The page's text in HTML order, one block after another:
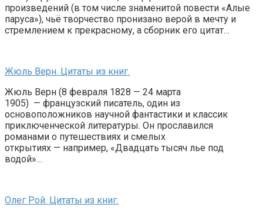
произведений (в том числе знаменитой повести «Алые
паруса»), чьё творчество пронизано верой в мечту и
стремлением к прекрасному, а сборник его цитат…
Жюль Верн. Цитаты из книг.
Жюль Верн (8 февраля 1828 — 24 марта
1905) — французский писатель, один из
основоположников научной фантастики и классик
приключенческой литературы. Он прославился
романами о путешествиях и смелых
открытиях — например, «Двадцать тысяч лье под
водой»…
Олег Рой. Цитаты из книг.